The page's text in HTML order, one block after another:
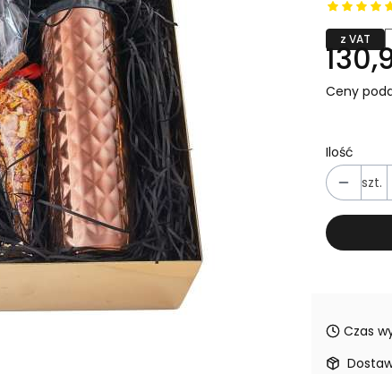
z VAT
Ceny
Ilość
szt.
Czas